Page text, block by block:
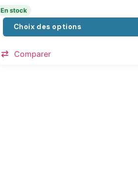
En stock
Choix des options
Comparer